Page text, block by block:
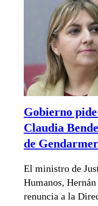
Gobierno
Claudia
de
El ministro de
Humanos,
renuncia a la